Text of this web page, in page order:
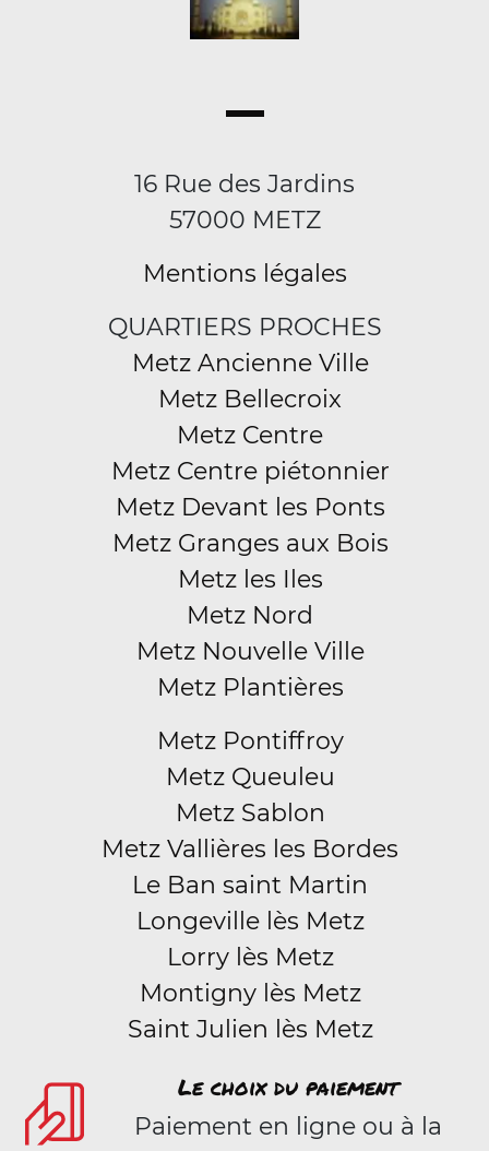
16 Rue des Jardins
57000 METZ
Mentions légales
QUARTIERS PROCHES
Metz Ancienne Ville
Metz Bellecroix
Metz Centre
Metz Centre piétonnier
Metz Devant les Ponts
Metz Granges aux Bois
Metz les Iles
Metz Nord
Metz Nouvelle Ville
Metz Plantières
Metz Pontiffroy
Metz Queuleu
Metz Sablon
Metz Vallières les Bordes
Le Ban saint Martin
Longeville lès Metz
Lorry lès Metz
Montigny lès Metz
Saint Julien lès Metz
Le choix du paiement
Paiement en ligne ou à la